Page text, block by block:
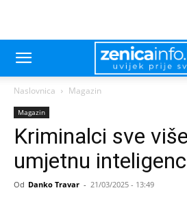
Naslovnica Magazin
Magazin
Kriminalci sve
umjetnu
Od Danko Travar - 21/03/2025 - 13:49